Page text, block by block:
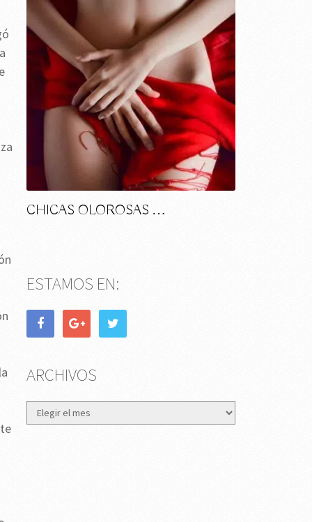
CHICAS OLOROSAS …
ESTAMOS EN:
ARCHIVOS
Archivos